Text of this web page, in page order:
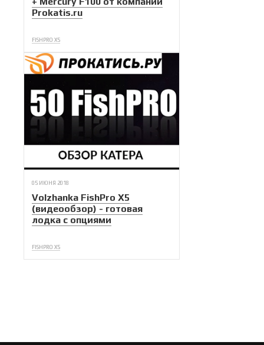
Prokatis.ru
FISHPRO X5
05 ИЮНЯ 2018
Volzhanka FishPro X5
(видеообзор) - готовая
лодка с опциями
FISHPRO X5